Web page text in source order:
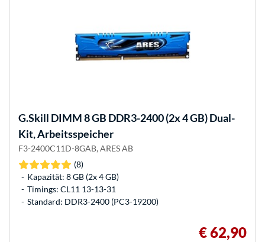
G.Skill DIMM 8 GB DDR3-2400 (2x 4 GB) Dual-
Kit, Arbeitsspeicher
F3-2400C11D-8GAB, ARES AB
(8)
Kapazität: 8 GB (2x 4 GB)
Timings: CL11 13-13-31
Standard: DDR3-2400 (PC3-19200)
€ 62,90